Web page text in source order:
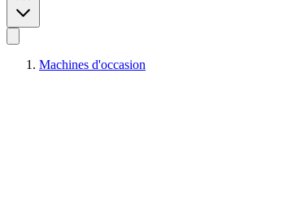
Machines d'occasion